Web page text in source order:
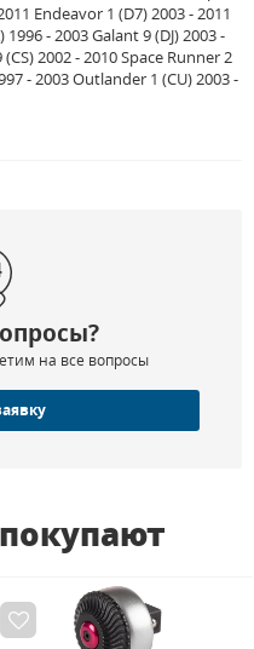
Endeavor 1 (D7) 2003 - 2011
- 2003 Galant 9 (DJ) 2003 -
2002 - 2010 Space Runner 2
- 2003 Outlander 1 (CU) 2003 -
на все вопросы